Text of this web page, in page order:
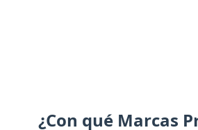
¿Con qué Marcas